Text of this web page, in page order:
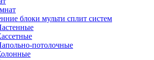
блоки мульти сплит систем
потолочные